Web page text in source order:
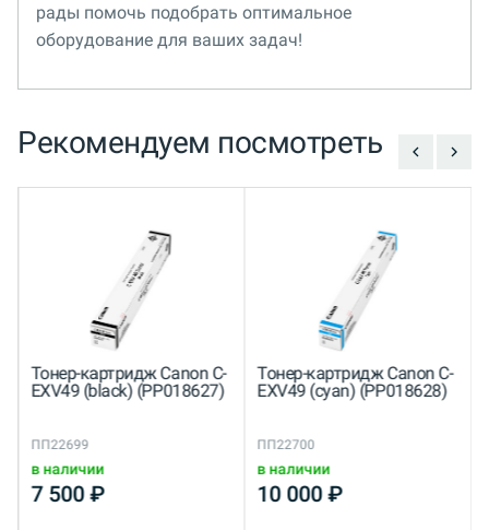
рады помочь подобрать оптимальное
оборудование для ваших задач!
Рекомендуем посмотреть
Тонер-картридж Canon C-
EXV49 (black) (PP018627)
ПП22699
в наличии
7 500₽
Тонер-картридж Canon C-
EXV49 (cyan) (PP018628)
ПП22700
в наличии
10 000₽